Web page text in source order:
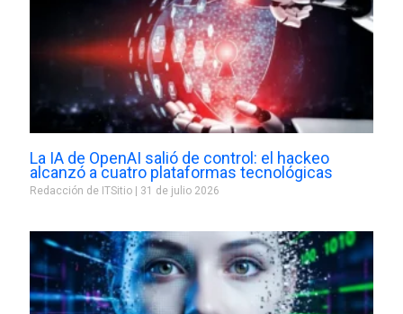
La IA de OpenAI salió de control: el hackeo
alcanzó a cuatro plataformas tecnológicas
Redacción de ITSitio 31 de julio 2026